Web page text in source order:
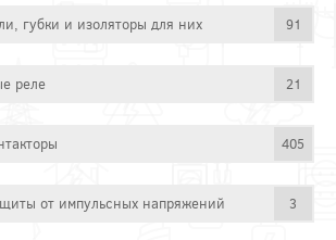
губки и изоляторы для них 91
реле 21
405
от импульсных напряжений 3